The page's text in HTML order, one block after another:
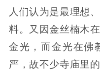
人们认为是最理想
料。又因金丝楠木
金光，而金光在佛
严，故不少寺庙里